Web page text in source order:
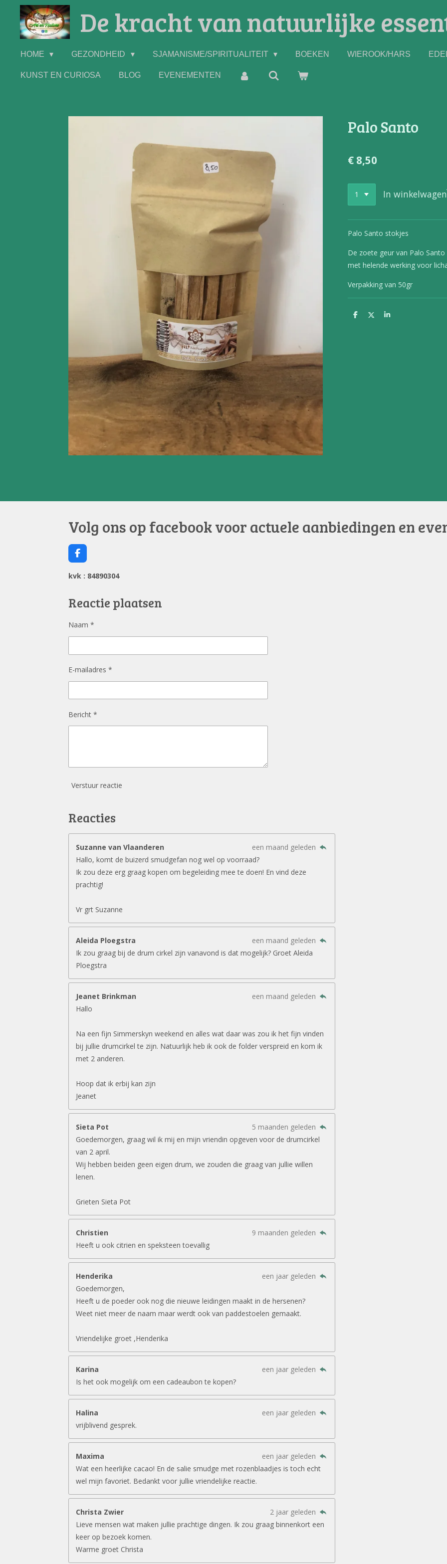
direct
De kracht van natuurlijke
HOME GEZONDHEID SJAMANISME/SPIRITUALITEIT BOEKEN WIEROOK/HARS
KUNST EN CURIOSA BLOG EVENEMENTEN
Palo Santo
€ 8,50
In winkelwagen
Palo Santo stokjes
De zoete geur van Palo
met helende werking voor
Verpakking van 50gr
D
D
S
Volg ons op facebook voor actuele aanbiedingen en
F
a
c
e
o
kvk : 84890304
Reactie plaatsen
Naam *
E-mailadres *
Bericht *
Verstuur reactie
Reacties
Suzanne van Vlaanderen
een maand geleden
Hallo, komt de buizerd smudgefan nog wel op voorraad?
Ik zou deze erg graag kopen om begeleiding mee te doen! En vind deze
prachtig!
Vr grt Suzanne
Aleida Ploegstra
een maand geleden
Ik zou graag bij de drum cirkel zijn vanavond is dat mogelijk? Groet Aleida
Ploegstra
Jeanet Brinkman
een maand geleden
Hallo
Na een fijn Simmerskyn weekend en alles wat daar was zou ik het fijn vinden
bij jullie drumcirkel te zijn. Natuurlijk heb ik ook de folder verspreid en kom ik
met 2 anderen.
Hoop dat ik erbij kan zijn
Jeanet
Sieta Pot
5 maanden geleden
Goedemorgen, graag wil ik mij en mijn vriendin opgeven voor de drumcirkel
van 2 april.
Wij hebben beiden geen eigen drum, we zouden die graag van jullie willen
lenen.
Grieten Sieta Pot
Christien
9 maanden geleden
Heeft u ook citrien en speksteen toevallig
Henderika
een jaar geleden
Goedemorgen,
Heeft u de poeder ook nog die nieuwe leidingen maakt in de hersenen?
Weet niet meer de naam maar werdt ook van paddestoelen gemaakt.
Vriendelijke groet ,Henderika
Karina
een jaar geleden
Is het ook mogelijk om een cadeaubon te kopen?
Halina
een jaar geleden
vrijblivend gesprek.
Maxima
een jaar geleden
Wat een heerlijke cacao! En de salie smudge met rozenblaadjes is toch echt
wel mijn favoriet. Bedankt voor jullie vriendelijke reactie.
Christa Zwier
2 jaar geleden
Lieve mensen wat maken jullie prachtige dingen. Ik zou graag binnenkort een
keer op bezoek komen.
Warme groet Christa